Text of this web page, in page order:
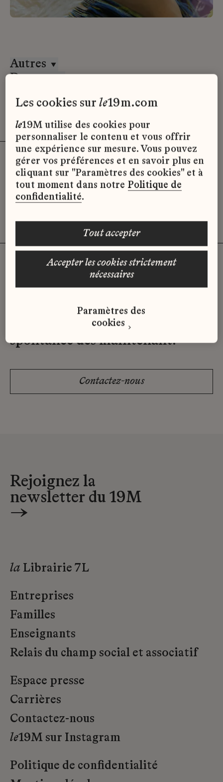
Autres
Desrues
Désolé, il semble qu’il n’y ait pas
d’offres d’emploi disponibles pour le
moment.
Vous n'avez pas trouvé d'offre
qui correspond à votre profil ?
Envoyez-nous votre candidature
spontanée dès maintenant.
Contactez-nous
Rejoignez la
newsletter du 19M
→
la Librairie 7L
Entreprises
Familles
Enseignants
Relais du champ social et associatif
Espace presse
Carrières
Contactez-nous
le19M sur Instagram
Politique de confidentialité
les cookies surle19m.com
le19M utilise des cookies pour
personnaliser le contenu et vous offrir
une expérience sur mesure. Vous pouvez
gérer vos préférences et en savoir plus en
cliquant sur "Paramètres des cookies" et à
tout moment dans notre Politique de
confidentialité.
accepter les cookies strictement
nécessaires
tout accepter
Paramètres des
cookies